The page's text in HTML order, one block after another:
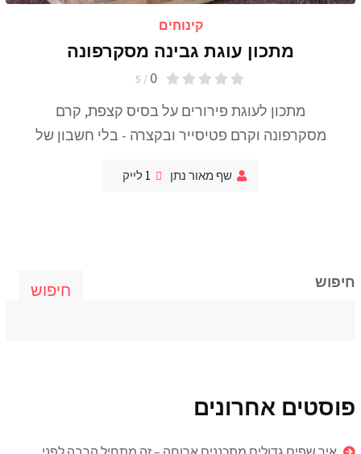
קינוחים
מתכון עוגת גבינה מסקרפונה
0
/ 5
מתכון לעוגת פירורים על בסיס קצפת, קרם
מסקרפונה וקרם פטיסייר ובקצרה - בלי חשבון של
שף מאור נתן 1 לייק
חיפוש חיפוש
פוסטים אחרונים